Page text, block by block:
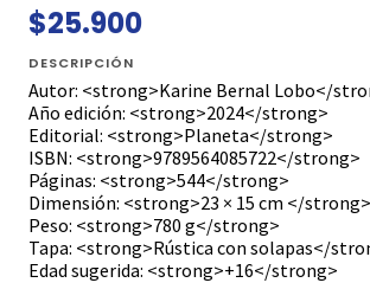
$25.900
DESCRIPCIÓN
Autor: <strong>Karine Bernal Lobo</
Año edición: <strong>2024</strong>
Editorial: <strong>Planeta</strong>
ISBN: <strong>9789564085722</strong>
Páginas: <strong>544</strong>
Dimensión: <strong>23 × 15 cm </strong>
Peso: <strong>780 g</strong>
Tapa: <strong>Rústica con solapas</
Edad sugerida: <strong>+16</strong>